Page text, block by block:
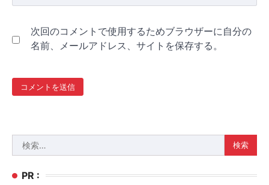
次回のコメントで使用するためブラウザーに自分の
名前、メールアドレス、サイトを保存する。
索:
PR :